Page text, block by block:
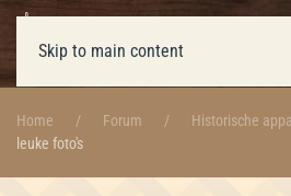
Skip to main content
Home Forum Historische
leuke foto's